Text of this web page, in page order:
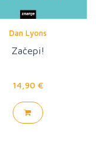
Dan Lyons
Začepi!
14,90 €